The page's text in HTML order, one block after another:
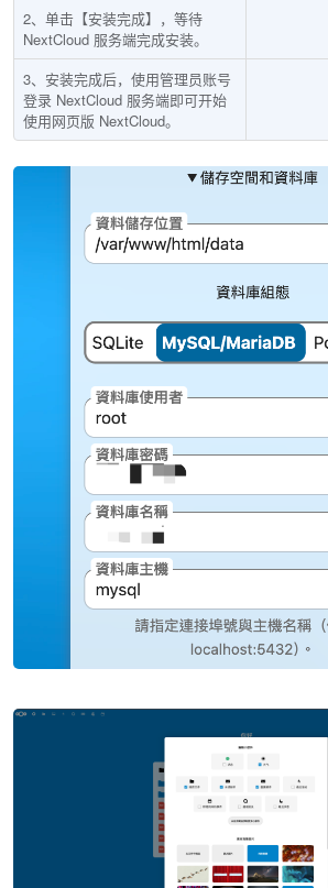
2、单击【安装完成】，等待
NextCloud 服务端完成安装。
3、安装完成后，使用管理员账号
登录 NextCloud 服务端即可开始
使用网页版 NextCloud。